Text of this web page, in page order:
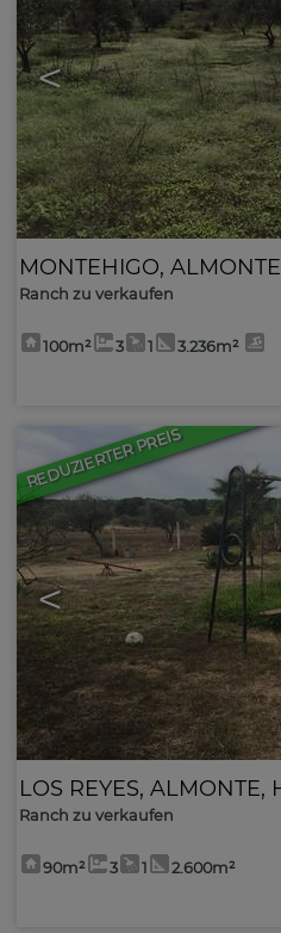
<
MONTEHIGO, ALMONTE
Ranch zu verkaufen
100m² 3 1 3.236m²
REDUZIERTER PREIS
<
LOS REYES, ALMONTE,
Ranch zu verkaufen
90m² 3 1 2.600m²